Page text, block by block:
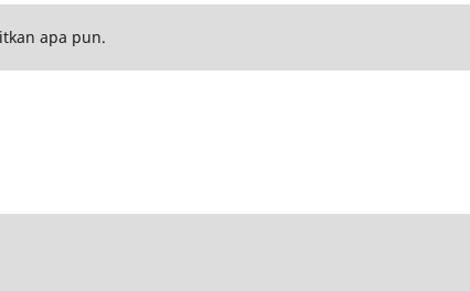
apa pun.